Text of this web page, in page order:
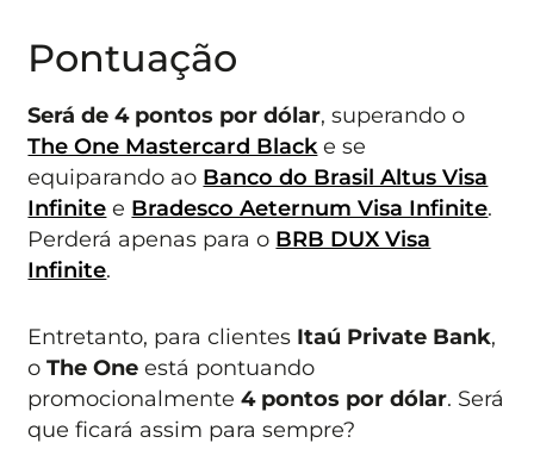
Pontuação
Será de 4 pontos por dólar, superando o
The One Mastercard Black e se
equiparando ao Banco do Brasil Altus Visa
Infinite e Bradesco Aeternum Visa Infinite.
Perderá apenas para o BRB DUX Visa
Infinite.
Entretanto, para clientes Itaú Private Bank,
oThe One está pontuando
promocionalmente4 pontos por dólar. Será
que ficará assim para sempre?